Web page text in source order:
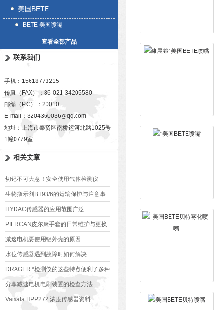
美国BETE
BETE 美国喷嘴
查看全部产品
联系我们
手机：15618773215
传真（FAX）：86-021-34205580
邮编（P.C）：20010
E-mail： 3204360036@qq.com
地址：上海市奉贤区南桥运河北路1025号
1幢0779室
相关文章
切记不可大意！安全使用气体检测仪
生物指示剂BT93/6的运输保护与注意事
项
HYDAC传感器的应用范围广泛
PIERCAN皮尔康手套的日常维护与更换
周期：延长使用寿命的实用技巧
减速电机要使用铝外壳的原因
水位传感器遇到故障时如何解决
DRAGER *检测仪的这些特点便利了多种
行业
分享减速电机电刷装置的检查方法
Vaisala HPP272 浓度传感器资料